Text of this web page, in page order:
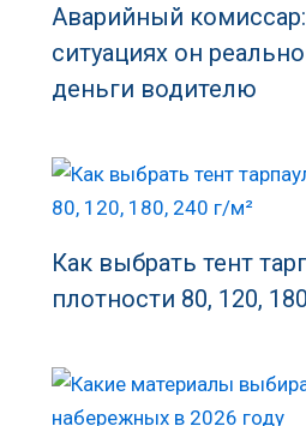
Аварийный
ситуациях он
деньги водителю
Как выбрать тент
плотности 80, 120,